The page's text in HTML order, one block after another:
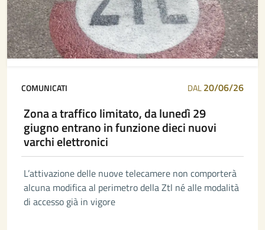
COMUNICATI DAL20/06/26
Zona a traffico limitato, da lunedì 29
giugno entrano in funzione dieci nuovi
varchi elettronici
L’attivazione delle nuove telecamere non comporterà
alcuna modifica al perimetro della Ztl né alle modalità
di accesso già in vigore